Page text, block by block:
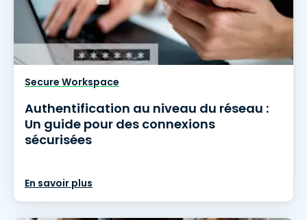
Secure Workspace
Authentification au niveau du réseau :
Un guide pour des connexions
sécurisées
En savoir plus